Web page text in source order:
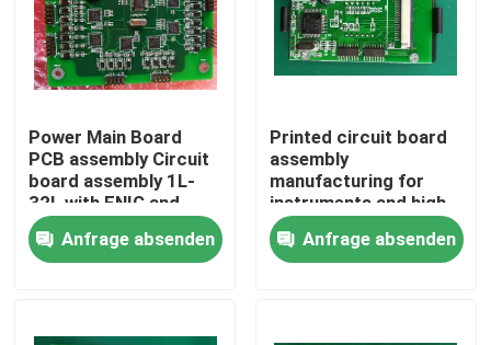
Startseite
Power Main Board
PCB assembly Circuit
board assembly 1L-
32L with ENIG and
Hard Gold
Anfrage absenden
Printed circuit board
assembly
manufacturing for
instruments and high-
precision eqipments
2-year Quality
gurantee
Anfrage absenden